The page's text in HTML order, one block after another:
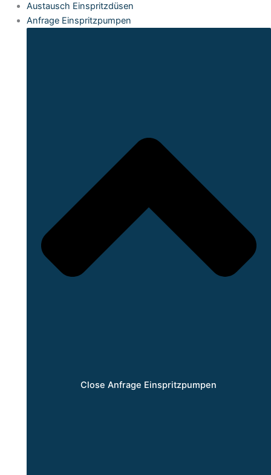
Austausch Einspritzdüsen
Anfrage Einspritzpumpen
Close Anfrage Einspritzpumpen